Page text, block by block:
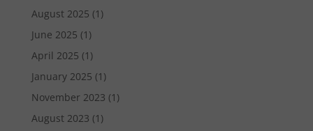
August 2025 (1)
June 2025 (1)
April 2025 (1)
January 2025 (1)
November 2023 (1)
August 2023 (1)